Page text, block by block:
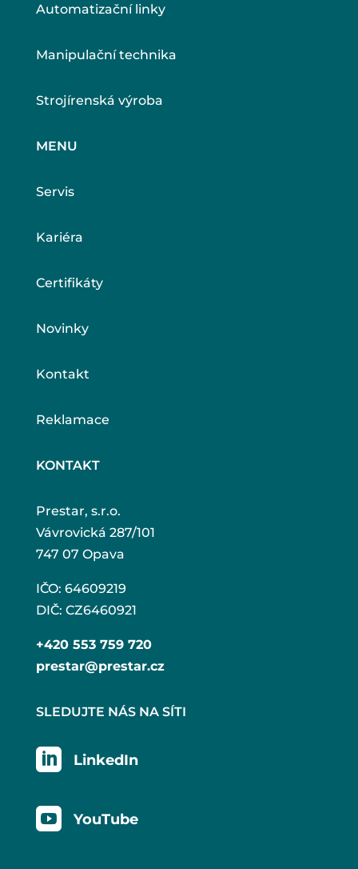
Automatizační linky
Manipulační technika
Strojírenská výroba
MENU
Servis
Kariéra
Certifikáty
Novinky
Kontakt
Reklamace
KONTAKT
Prestar, s.r.o.
Vávrovická 287/101
747 07 Opava
IČO: 64609219
DIČ: CZ6460921
+420 553 759 720
prestar@prestar.cz
SLEDUJTE NÁS NA SÍTI
 LinkedIn
 YouTube